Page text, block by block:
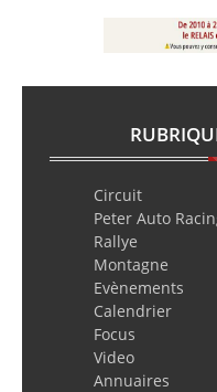
Circuit
Peter Auto
Rallye
Montagne
Evènements
Calendrier
Focus
Video
Annuaires